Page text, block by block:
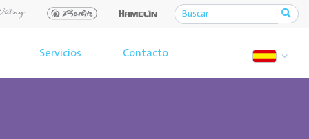
Servicios Contacto